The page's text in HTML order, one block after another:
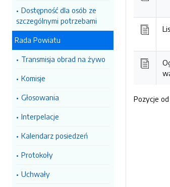
Dostępność dla osób ze
szczególnymi potrzebami
Rada Powiatu
Transmisja obrad na żywo
Komisje
Głosowania
Interpelacje
Kalendarz posiedzeń
Protokoły
Uchwały
Pozycje od